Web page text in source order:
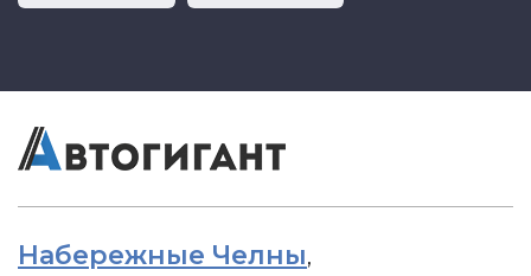
Набережные Челны,